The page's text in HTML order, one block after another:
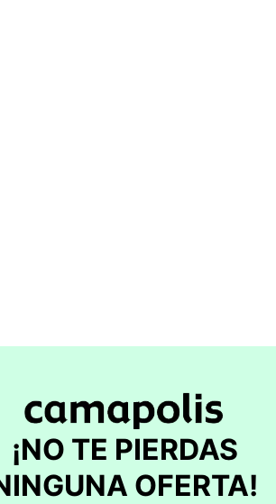
¡NO TE PIERDAS
OFERTA!